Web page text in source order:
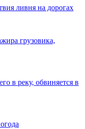
ливня на дорогах
грузовика,
в реку, обвиняется в